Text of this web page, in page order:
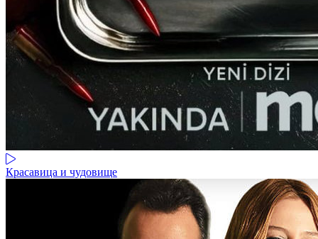
Красавица и чудовище